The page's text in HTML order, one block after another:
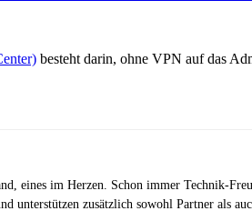
besteht darin, ohne VPN auf das
eines im Herzen. Schon immer Technik-
unterstützen zusätzlich sowohl Partner als